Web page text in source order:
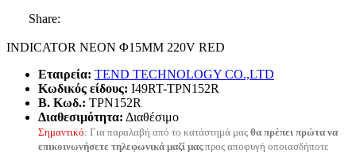
Share:
INDICATOR NEON Φ15ΜΜ 220V RED
Εταιρεία: TEND TECHNOLOGY CO.,LTD
Κωδικός είδους: I49RT-TPN152R
B. Κωδ.: TPN152R
Διαθεσιμότητα: Διαθέσιμο
Σημαντικό: Για παραλαβή από το κατάστημά μας θα πρέπει πρώτα να
επικοινωνήσετε τηλεφωνικά μαζί μαςπρος αποφυγή οποιασδήποτε